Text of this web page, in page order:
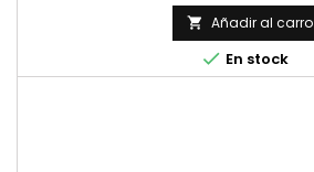
 Añadir al carro
 En stock